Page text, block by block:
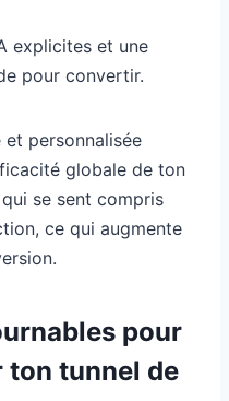
explicites et une
pour convertir.
personnalisée
globale de ton
se sent compris
ce qui augmente
pour
ton tunnel de